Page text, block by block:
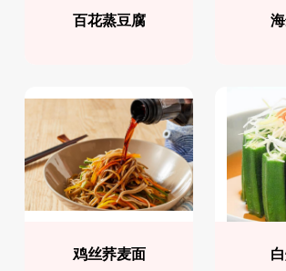
百花蒸豆腐
鸡丝荞麦面